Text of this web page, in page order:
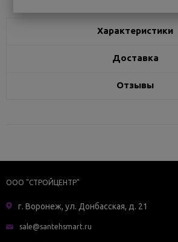
Характеристики
Доставка
Отзывы
ООО "СТРОЙЦЕНТР"
г. Воронеж, ул. Донбасская, д. 21
sale@santehsmart.ru